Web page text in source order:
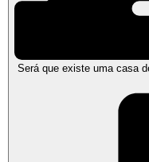
Será que existe uma casa